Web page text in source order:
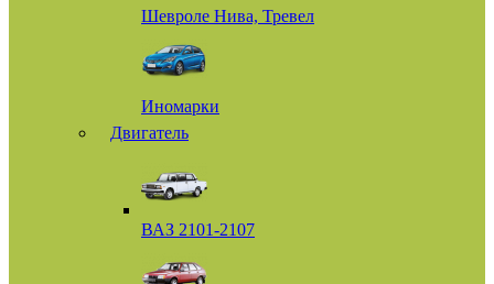
Шевроле Нива, Тревел
Иномарки
Двигатель
ВАЗ 2101-2107